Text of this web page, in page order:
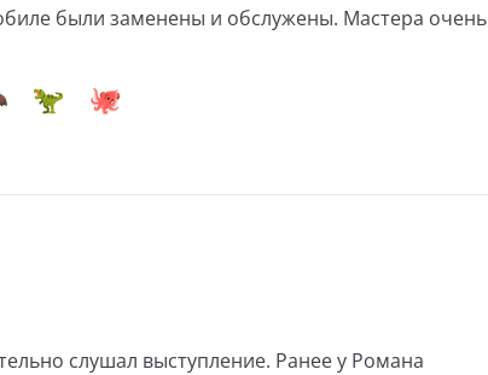
были заменены и обслужены. Мастера очень
слушал выступление. Ранее у Романа